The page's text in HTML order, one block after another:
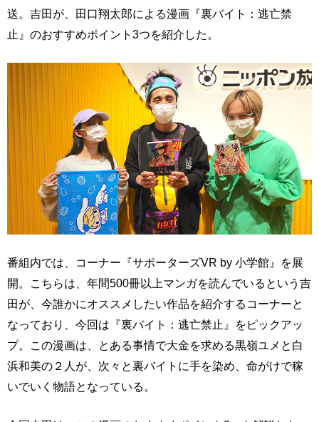
送。吉田が、田口翔太郎による漫画『裏バイト：逃亡禁
止』のおすすめポイント3つを紹介した。
番組内では、コーナー『サポーターズVR by 小学館』を展
開。こちらは、年間500冊以上マンガを読んでいるという吉
田が、今誰かにオススメしたい作品を紹介するコーナーと
なっており、今回は『裏バイト：逃亡禁止』をピックアッ
プ。この漫画は、とある事情で大金を求める黒嶺ユメと白
浜和美の２人が、次々と裏バイトに手を染め、命がけで稼
いでいく物語となっている。